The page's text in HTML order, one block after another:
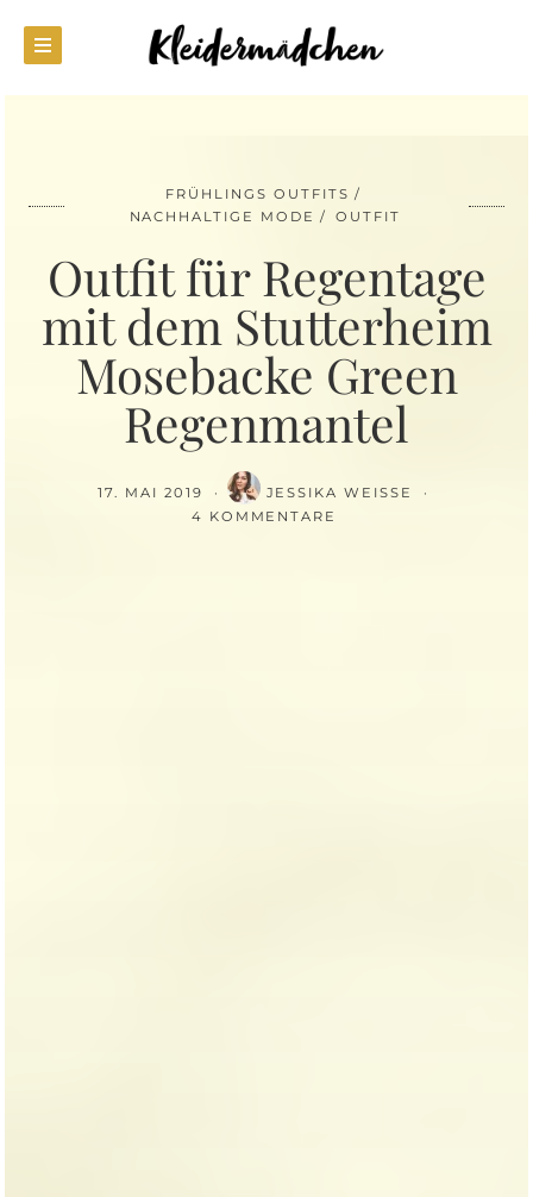
FRÜHLINGS OUTFITS
NACHHALTIGE MODE
OUTFIT
Outfit für Regentage
mit dem Stutterheim
Mosebacke Green
Regenmantel
17. MAI 2019
JESSIKA WEISSE
4 KOMMENTARE